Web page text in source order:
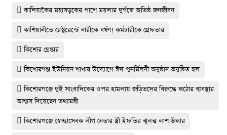
কালিয়াকৈর মহাসড়কের পাশে ময়লার দুর্গন্ধে অতিষ্ঠ জনজীবন
কাশিয়ানীতে রেস্টুরেন্টে নারীকে ধর্ষণ! কর্মচারীকে গ্রেফতার
কিশোর গ্রেপ্তার
কিশোরগঞ্জ ইউনিয়ন শাখার উদ্যোগে ঈদ পুনর্মিলনী অনুষ্ঠান অনুষ্ঠিত হল
কিশোরগঞ্জে দুই সাংবাদিকের ওপর হামলায় জড়িতদের বিরুদ্ধে কঠোর ব্যবস্থার
আশ্বাস দিয়েছেন তথ্যমন্ত্রী
কিশোরগঞ্জে স্বেচ্ছাসেবক লীগ নেতার স্ত্রী ইফতির ঝুলন্ত লাশ উদ্ধার